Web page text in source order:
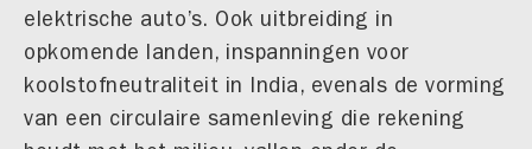
elektrische auto’s. Ook uitbreiding in
opkomende landen, inspanningen voor
koolstofneutraliteit in India, evenals de vorming
van een circulaire samenleving die rekening